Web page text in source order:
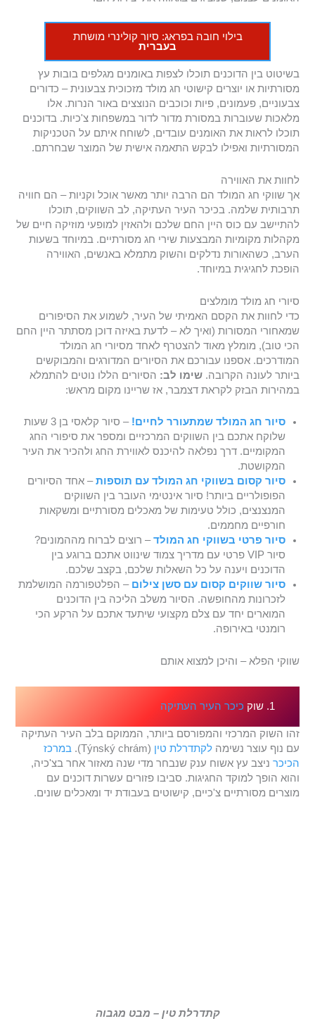
בילוי חובה בפראג: סיור קולינרי מושחת
בעברית
בשיטוט בין הדוכנים תוכלו לצפות באומנים מגלפים בובות עץ
מסורתיות או יוצרים קישוטי חג מולד מזכוכית צבעונית – כדורים
צבעוניים, פעמונים, פיות וכוכבים הנוצצים באור הנרות. אלו
מלאכות שעוברות במסורת מדור לדור במשפחות צ'כיות. בדוכנים
תוכלו לראות את האומנים עובדים, לשוחח איתם על הטכניקות
המסורתיות ואפילו לבקש התאמה אישית של המוצר שבחרתם.
לחוות את האווירה
אך שווקי חג המולד הם הרבה יותר מאשר אוכל וקניות – הם חוויה
תרבותית שלמה. בכיכר העיר העתיקה, לב השווקים, תוכלו
להתיישב עם כוס היין החם שלכם ולהאזין למופעי מוזיקה חיים של
מקהלות מקומיות המבצעות שירי חג מסורתיים. במיוחד בשעות
הערב, כשהאורות נדלקים והשוק מתמלא באנשים, האווירה
הופכת לחגיגית במיוחד.
סיורי חג מולד מומלצים
כדי לחוות את הקסם האמיתי של העיר, לשמוע את הסיפורים
שמאחורי המסורות (ואיך לא – לדעת באיזה דוכן מסתתר היין החם
הכי טוב), מומלץ מאוד להצטרף לאחד מסיורי חג המולד
המודרכים. אספנו עבורכם את הסיורים המדורגים והמבוקשים
ביותר לעונה הקרובה.שימו לב: הסיורים הללו נוטים להתמלא
במהירות הבזק לקראת דצמבר, אז שריינו מקום מראש:
סיור חג המולד שמתעורר לחיים!
– סיור קלאסי בן 3 שעות
שלוקח אתכם בין השווקים המרכזיים ומספר את סיפורי החג
המקומיים. דרך נפלאה להיכנס לאווירת החג ולהכיר את העיר
המקושטת.
סיור קסום בשווקי חג המולד עם תוספות– אחד הסיורים
הפופולריים ביותר! סיור אינטימי העובר בין השווקים
המנצנצים, כולל טעימות של מאכלים מסורתיים ומשקאות
חורפיים מחממים.
סיור פרטי בשווקי חג המולד – רוצים לברוח מההמונים?
סיור VIP פרטי עם מדריך צמוד שינווט אתכם ברוגע בין
הדוכנים ויענה על כל השאלות שלכם, בקצב שלכם.
סיור שווקים קסום עם סשן צילום – הפלטפורמה המושלמת
לזכרונות מהחופשה. הסיור משלב הליכה בין הדוכנים
המוארים יחד עם צלם מקצועי שיתעד אתכם על הרקע הכי
רומנטי באירופה.
שווקי הפלא – והיכן למצוא אותם
1. שוק כיכר העיר העתיקה
זהו השוק המרכזי והמפורסם ביותר, הממוקם בלב העיר העתיקה
עם נוף עוצר נשימהלקתדרלת טין (Týnský chrám).
במרכז
הכיכר ניצב עץ אשוח ענק שנבחר מדי שנה מאזור אחר בצ'כיה,
והוא הופך למוקד החגיגות. סביבו פזורים עשרות דוכנים עם
מוצרים מסורתיים צ'כיים, קישוטים בעבודת יד ומאכלים שונים.
קתדרלת טין – מבט מגבוה